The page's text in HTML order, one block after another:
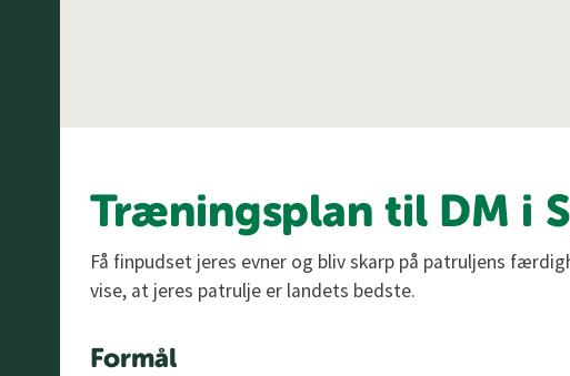
Træningsplan til DM i
Få finpudset jeres evner og bliv skarp på patruljens
vise, at jeres patrulje er landets bedste.
Formål